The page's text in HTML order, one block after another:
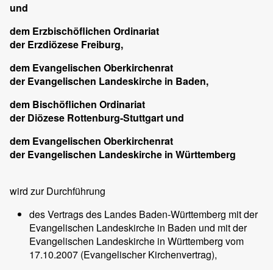
und
dem Erzbischöflichen Ordinariat
der Erzdiözese Freiburg,
dem Evangelischen Oberkirchenrat
der Evangelischen Landeskirche in Baden,
dem Bischöflichen Ordinariat
der Diözese Rottenburg-Stuttgart und
dem Evangelischen Oberkirchenrat
der Evangelischen Landeskirche in Württemberg
wird zur Durchführung
des Vertrags des Landes Baden-Württemberg mit der
Evangelischen Landeskirche in Baden und mit der
Evangelischen Landeskirche in Württemberg vom
17.10.2007 (Evangelischer Kirchenvertrag),